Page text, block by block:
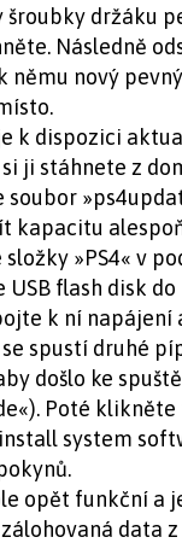
šroubky držáku
Následně
němu nový
k dispozici
ji stáhnete z
kapacitu alespoň
»PS4« v
flash disk do
k ní napájení
spustí druhé
došlo ke
Poté klikněte
system
opět funkční a
data z